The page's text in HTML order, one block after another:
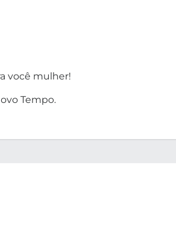
você mulher!
Tempo.